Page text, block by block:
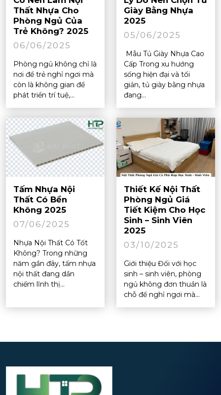
Thất Nhựa Cho
Phòng Ngủ Của
Trẻ Không? 2025
06/06/2025
Phòng ngủ không chỉ là
nơi để trẻ nghỉ ngơi mà
còn là không gian để
phát triển trí tuệ,...
Giày Bằng Nhựa
2025
05/06/2025
Mẫu Tủ Giày Nhựa Cao
Cấp Trong xu hướng
sống hiện đại và tối
giản, tủ giày bằng nhựa
đang...
Tấm Nhựa Nội
Thất Có Bền
Không 2025
07/06/2025
Nhựa Nội Thất Có Tốt
Không? Trong những
năm gần đây, tấm nhựa
nội thất đang dần
chiếm lĩnh thị...
Thiết Kế Nội Thất
Phòng Ngủ Giá
Tiết Kiệm Cho Học
Sinh – Sinh Viên
2025
03/10/2025
Giới thiệu Đối với học
sinh – sinh viên, phòng
ngủ không đơn thuần là
chỗ để nghỉ ngơi mà...